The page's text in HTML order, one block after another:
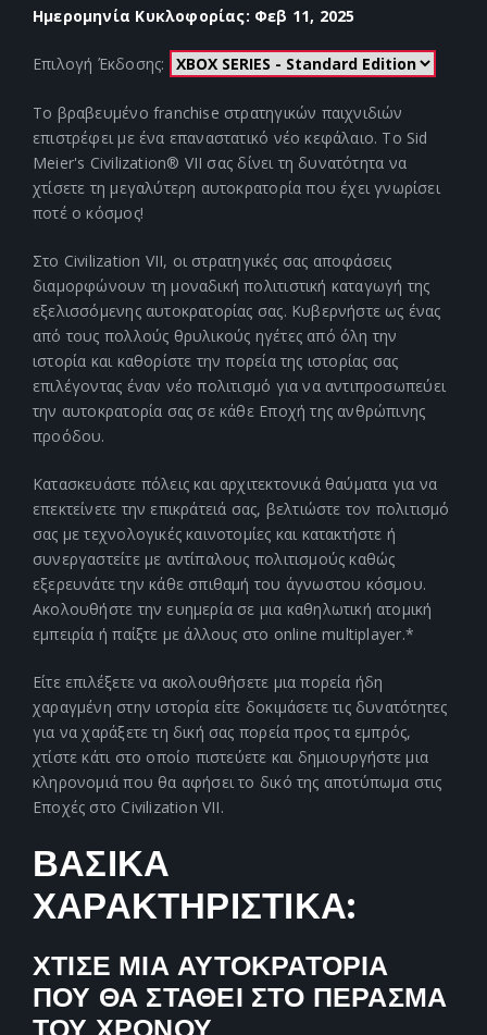
Ημερομηνία Κυκλοφορίας: Φεβ 11, 2025
Επιλογή Έκδοσης:
Το βραβευμένο franchise στρατηγικών παιχνιδιών
επιστρέφει με ένα επαναστατικό νέο κεφάλαιο. Το Sid
Meier's Civilization® VII σας δίνει τη δυνατότητα να
χτίσετε τη μεγαλύτερη αυτοκρατορία που έχει γνωρίσει
ποτέ ο κόσμος!
Στο Civilization VII, οι στρατηγικές σας αποφάσεις
διαμορφώνουν τη μοναδική πολιτιστική καταγωγή της
εξελισσόμενης αυτοκρατορίας σας. Κυβερνήστε ως ένας
από τους πολλούς θρυλικούς ηγέτες από όλη την
ιστορία και καθορίστε την πορεία της ιστορίας σας
επιλέγοντας έναν νέο πολιτισμό για να αντιπροσωπεύει
την αυτοκρατορία σας σε κάθε Εποχή της ανθρώπινης
προόδου.
Κατασκευάστε πόλεις και αρχιτεκτονικά θαύματα για να
επεκτείνετε την επικράτειά σας, βελτιώστε τον πολιτισμό
σας με τεχνολογικές καινοτομίες και κατακτήστε ή
συνεργαστείτε με αντίπαλους πολιτισμούς καθώς
εξερευνάτε την κάθε σπιθαμή του άγνωστου κόσμου.
Ακολουθήστε την ευημερία σε μια καθηλωτική ατομική
εμπειρία ή παίξτε με άλλους στο online multiplayer.*
Είτε επιλέξετε να ακολουθήσετε μια πορεία ήδη
χαραγμένη στην ιστορία είτε δοκιμάσετε τις δυνατότητες
για να χαράξετε τη δική σας πορεία προς τα εμπρός,
χτίστε κάτι στο οποίο πιστεύετε και δημιουργήστε μια
κληρονομιά που θα αφήσει το δικό της αποτύπωμα στις
Εποχές στο Civilization VII.
ΒΑΣΙΚΑ
ΧΑΡΑΚΤΗΡΙΣΤΙΚΑ:
ΧΤΙΣΕ ΜΙΑ ΑΥΤΟΚΡΑΤΟΡΙΑ
ΠΟΥ ΘΑ ΣΤΑΘΕΙ ΣΤΟ ΠΕΡΑΣΜΑ